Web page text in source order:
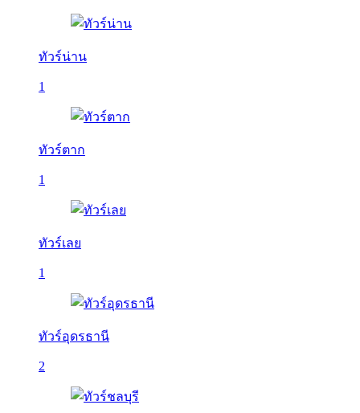
ทัวร์น่าน
1
ทัวร์ตาก
1
ทัวร์เลย
1
ทัวร์อุดรธานี
2